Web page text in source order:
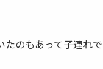
のもあって子連れ